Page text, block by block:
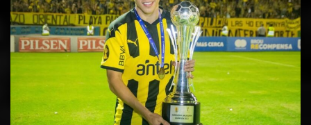
COLUMNAS
ELECCIONES
TRIBUNA
HISTORIA
FORO